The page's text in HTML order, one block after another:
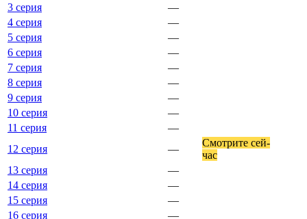
3 серия
—
4 серия
—
5 серия
—
6 серия
—
7 серия
—
8 серия
—
9 серия
—
10 серия
—
11 серия
—
12 серия
—
Смот­ри­те сей­
час
13 серия
—
14 серия
—
15 серия
—
16 серия
—